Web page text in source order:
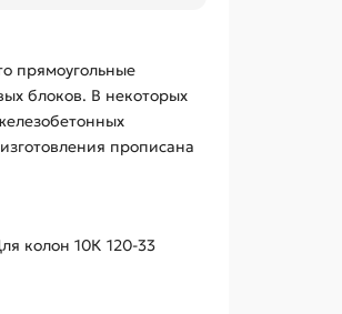
прямоугольные
блоков. В некоторых
прописана
колон 10К 120-33